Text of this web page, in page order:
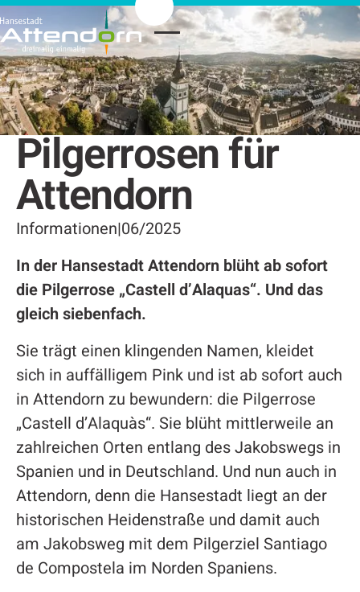
Pilgerrosen für
Attendorn
Informationen|06/2025
In der Hansestadt Attendorn blüht ab sofort
die Pilgerrose „Castell d’Alaquas“. Und das
gleich siebenfach.
Sie trägt einen klingenden Namen, kleidet
sich in auffälligem Pink und ist ab sofort auch
in Attendorn zu bewundern: die Pilgerrose
„Castell d’Alaquàs“. Sie blüht mittlerweile an
zahlreichen Orten entlang des Jakobswegs in
Spanien und in Deutschland. Und nun auch in
Attendorn, denn die Hansestadt liegt an der
historischen Heidenstraße und damit auch
am Jakobsweg mit dem Pilgerziel Santiago
de Compostela im Norden Spaniens.